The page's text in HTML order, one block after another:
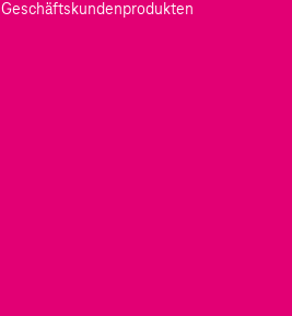
Geschäftskundenprodukten